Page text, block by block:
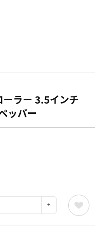
ーラー 3.5インチ
ッパー